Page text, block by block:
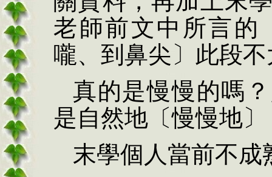
老師前文中所言的
嚨、到鼻尖〕此段
真的是慢慢的嗎
是自然地〔慢慢地〕
末學個人當前不